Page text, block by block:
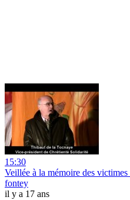
15:30
Veillée à la mémoire des
fontey
il y a 17 ans